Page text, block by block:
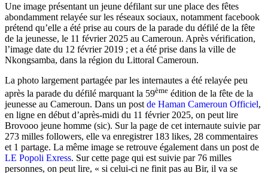
Une image présentant un jeune défilant sur une place des fêtes
abondamment relayée sur les réseaux sociaux, notamment facebook
prétend qu’elle a été prise au cours de la parade du défilé de la fête
de la jeunesse, le 11 février 2025 au Cameroun. Après vérification,
l’image date du 12 février 2019 ; et a été prise dans la ville de
Nkongsamba, dans la région du Littoral Cameroun.
La photo largement partagée par les internautes a été relayée peu
après la parade du défilé marquant la 59ème édition de la fête de la
jeunesse au Cameroun. Dans un post de Haman Cameroun Officiel,
en ligne en début d’après-midi du 11 février 2025, on peut lire
Brovooo jeune homme (sic). Sur la page de cet internaute suivie par
273 milles followers, elle va enregistrer 183 likes, 28 commentaires
et 1 partage. La même image se retrouve également dans un post de
LE Popoli Exress. Sur cette page qui est suivie par 76 milles
personnes, on peut lire, « si celui-ci ne finit pas au Bir, il va se